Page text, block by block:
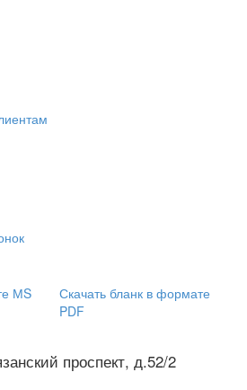
МS
Скачать бланк в формате
PDF
проспект, д.52/2